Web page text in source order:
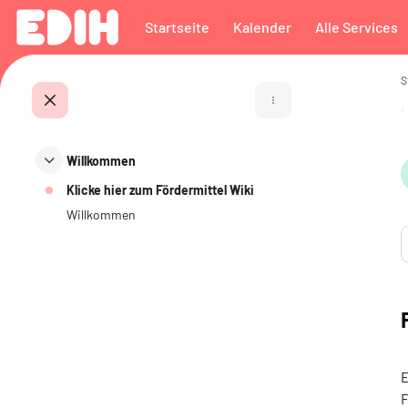
Zum Hauptinhalt
Einklappen
Willkommen
Klicke hier zum Fördermittel Wiki
Willkommen
Startseite Kalender Alle Services
Kursindex öffnen